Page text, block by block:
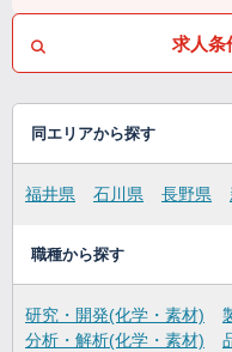
求人条
同エリアから探す
福井県 石川県 長野県
職種から探す
研究・開発(化学・素材)
分析・解析(化学・素材)